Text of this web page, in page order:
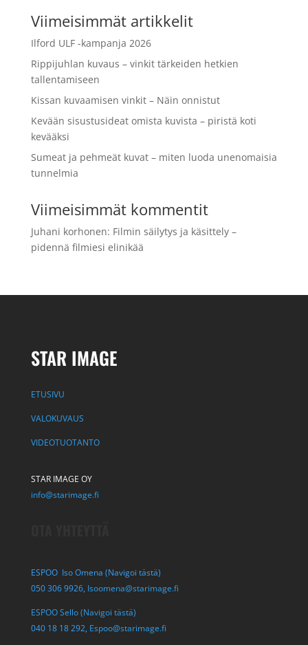
Viimeisimmät artikkelit
Ilford ULF -kampanja 2026
Rippijuhlan kuvaus – vinkit tärkeiden hetkien
tallentamiseen
Kissan kuvaamisen vinkit – Näin onnistut
Kevään sisustusideat omista kuvista – piristä koti
kevääksi
Sumeat ja pehmeät kuvat – miten luoda unenomaisia
tunnelmia
Viimeisimmät kommentit
Juhani korhonen: Filmin säilytys ja käsittely –
pidennä filmiesi elinikää
STAR IMAGE
ETUSIVU
VALOKUVAUS
VIDEOTUOTANTO
STAR IMAGE OY
info@starimage.fi
ESPOO Iso Omena (Navigoi tästä)
050 306 9926, Isoomena@starimage.fi
ESPOO Sello (Navigoi tästä)
040 18 18 292, Espoo@starimage.fi